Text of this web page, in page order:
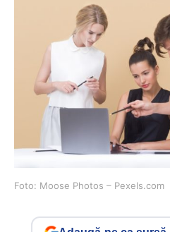
Foto: Moose Photos – Pexels.com